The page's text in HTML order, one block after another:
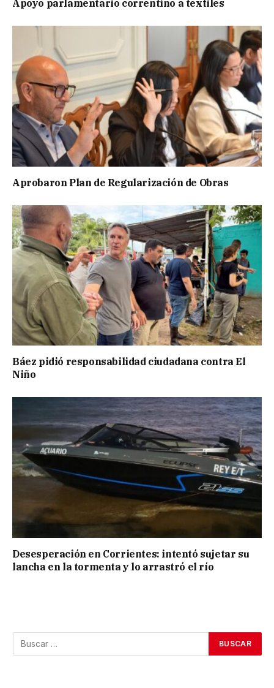
Apoyo parlamentario correntino a textiles
Aprobaron Plan de Regularización de Obras
Báez pidió responsabilidad ciudadana contra El
Niño
Desesperación en Corrientes: intentó sujetar su
lancha en la tormenta y lo arrastró el río